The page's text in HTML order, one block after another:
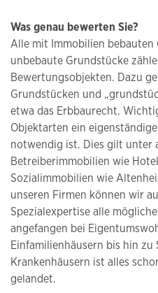
Was genau bewerten Sie?
Alle mit Immobilien bebauten
unbebaute Grundstücke
Bewertungsobjekten. Dazu
Grundstücken und
etwa das Erbbaurecht.
Objektarten ein
notwendig ist. Dies gilt unter
Betreiberimmobilien wie
Sozialimmobilien wie
unseren Firmen können wir
Spezialexpertise alle
angefangen bei
Einfamilienhäusern bis hin
Krankenhäusern ist alles
gelandet.